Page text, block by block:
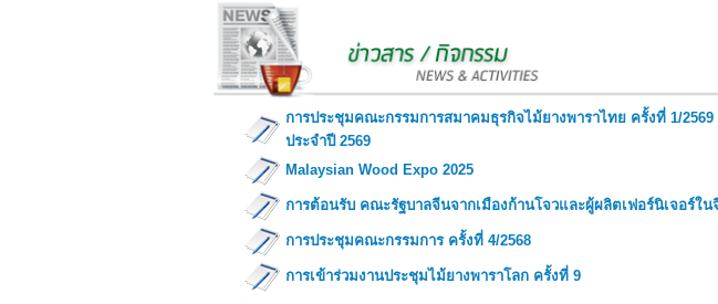
การประชุมคณะกรรมการสมาคมธุรกิจไม้ยางพาราไทย ครั้งที่ 1/
ประจำปี 2569
Malaysian Wood Expo 2025
การต้อนรับ คณะรัฐบาลจีนจากเมืองก้านโจวและผู้ผลิตเฟอร์นิเจอร์ใน
การประชุมคณะกรรมการ ครั้งที่ 4/2568
การเข้าร่วมงานประชุมไม้ยางพาราโลก ครั้งที่ 9